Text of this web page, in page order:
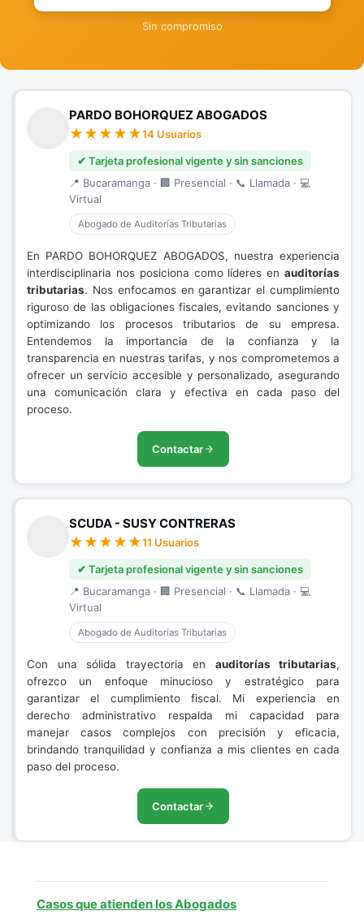
Sin compromiso
PARDO BOHORQUEZ ABOGADOS
14 Usuarios
✔ Tarjeta profesional vigente y sin sanciones
📍 Bucaramanga · 🏢 Presencial · 📞 Llamada · 💻
Virtual
Abogado de Auditorías Tributarias
En PARDO BOHORQUEZ ABOGADOS, nuestra experiencia
interdisciplinaria nos posiciona como líderes en auditorías
tributarias. Nos enfocamos en garantizar el cumplimiento
riguroso de las obligaciones fiscales, evitando sanciones y
optimizando los procesos tributarios de su empresa.
Entendemos la importancia de la confianza y la
transparencia en nuestras tarifas, y nos comprometemos a
ofrecer un servicio accesible y personalizado, asegurando
una comunicación clara y efectiva en cada paso del
proceso.
Contactar
SCUDA - SUSY CONTRERAS
11 Usuarios
✔ Tarjeta profesional vigente y sin sanciones
📍 Bucaramanga · 🏢 Presencial · 📞 Llamada · 💻
Virtual
Abogado de Auditorías Tributarias
Con una sólida trayectoria en auditorías tributarias,
ofrezco un enfoque minucioso y estratégico para
garantizar el cumplimiento fiscal. Mi experiencia en
derecho administrativo respalda mi capacidad para
manejar casos complejos con precisión y eficacia,
brindando tranquilidad y confianza a mis clientes en cada
paso del proceso.
Contactar
Casos que atienden los Abogados